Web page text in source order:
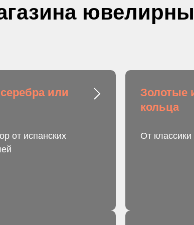
или
от испанских
Золотые
кольца
От